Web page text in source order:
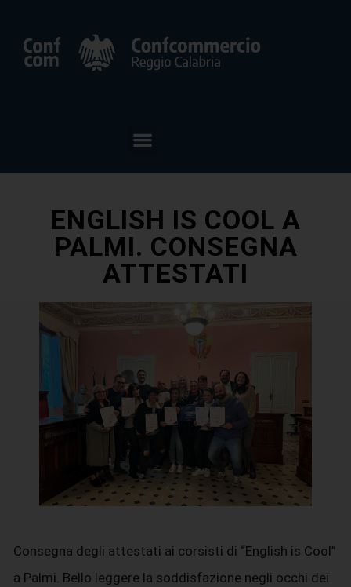
ENGLISH IS COOL A
PALMI. CONSEGNA
ATTESTATI
Consegna degli attestati ai corsisti di “English is Cool”
a Palmi. Bello leggere la soddisfazione negli occhi dei